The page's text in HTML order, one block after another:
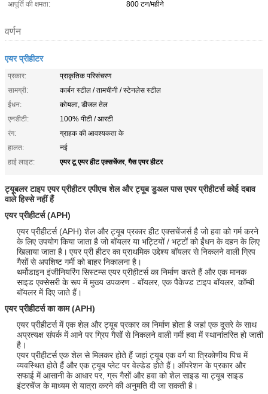
आपूर्ति की क्षमता:
800 टन/महीने
वर्णन
एयर प्रीहीटर
प्रकार:
प्राकृतिक परिसंचरण
सामग्री:
कार्बन स्टील / तामचीनी / स्टेनलेस स्टील
ईंधन:
कोयला, डीजल तेल
एनडीटी:
100% पीटी / आरटी
रंग:
ग्राहक की आवश्यकता के
हालत:
नई
हाई लाइट:
एयर टू एयर हीट एक्सचेंजर,गैस एयर हीटर
ट्यूबलर टाइप एयर प्रीहीटर एपीएच शेल और ट्यूब डुअल पास एयर प्रीहीटर्स कोई दबाव
वाले हिस्से नहीं हैं
एयर प्रीहीटर्स (APH)
एयर प्रीहीटर्स (APH) शेल और ट्यूब प्रकार हीट एक्सचेंजर्स है जो हवा को गर्म करने
के लिए उपयोग किया जाता है जो बॉयलर या भट्टियों / भट्टों को ईंधन के दहन के लिए
खिलाया जाता है। एयर प्री हीटर का प्राथमिक उद्देश्य बॉयलर से निकलने वाली ग्रिप
गैसों से अपशिष्ट गर्मी को बाहर निकालना है।
थर्मोडाइन इंजीनियरिंग सिस्टम्स एयर प्रीहीटर्स का निर्माण करते हैं और एक मानक
साइड एक्सेसरी के रूप में मुख्य उपकरण - बॉयलर, एक पैकेज्ड टाइप बॉयलर, कॉम्बी
बॉयलर में दिए जाते हैं।
एयर प्रीहीटर्स का काम (APH)
एयर प्रीहीटर्स में एक शेल और ट्यूब प्रकार का निर्माण होता है जहां एक दूसरे के साथ
अप्रत्यक्ष संपर्क में आने पर ग्रिप गैसों से निकलने वाली गर्मी हवा में स्थानांतरित हो जाती
है।
एयर प्रीहीटर्स एक शेल से मिलकर होते हैं जहां ट्यूब एक वर्ग या त्रिकोणीय पिच में
व्यवस्थित होते हैं और एक ट्यूब प्लेट पर वेल्डेड होते हैं। ऑपरेशन के प्रकार और
सफाई में आसानी के आधार पर, ग्रू गैसों और हवा को शेल साइड या ट्यूब साइड
इंटरचेंज के माध्यम से यात्रा करने की अनुमति दी जा सकती है।